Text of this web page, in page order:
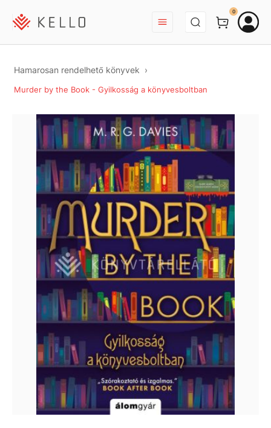
BEJELENTKEZÉS
0
Hamarosan rendelhető könyvek
Murder by the Book - Gyilkosság a könyvesboltban